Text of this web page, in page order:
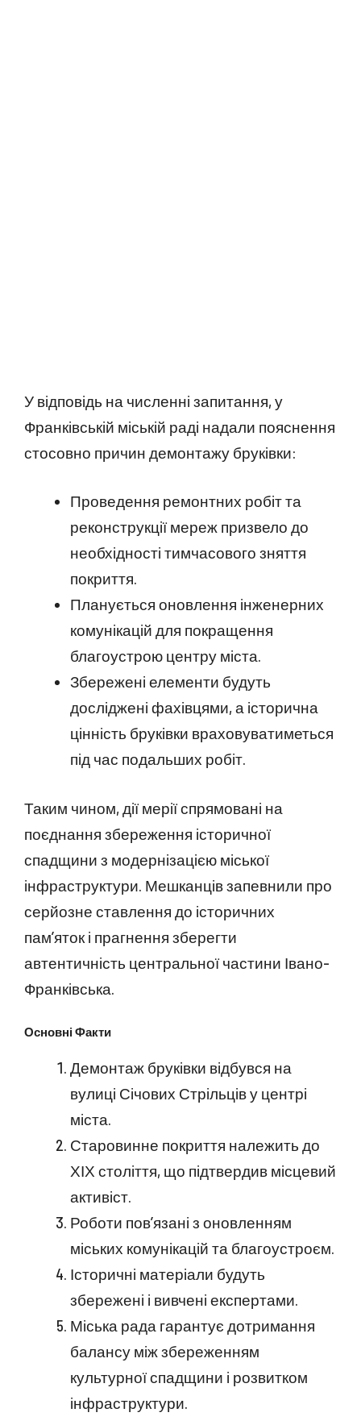
У відповідь на численні запитання, у
Франківській міській раді надали пояснення
стосовно причин демонтажу бруківки:
Проведення ремонтних робіт та
реконструкції мереж призвело до
необхідності тимчасового зняття
покриття.
Планується оновлення інженерних
комунікацій для покращення
благоустрою центру міста.
Збережені елементи будуть
досліджені фахівцями, а історична
цінність бруківки враховуватиметься
під час подальших робіт.
Таким чином, дії мерії спрямовані на
поєднання збереження історичної
спадщини з модернізацією міської
інфраструктури. Мешканців запевнили про
серйозне ставлення до історичних
пам’яток і прагнення зберегти
автентичність центральної частини Івано-
Франківська.
Основні Факти
Демонтаж бруківки відбувся на
вулиці Січових Стрільців у центрі
міста.
Старовинне покриття належить до
ХІХ століття, що підтвердив місцевий
активіст.
Роботи пов’язані з оновленням
міських комунікацій та благоустроєм.
Історичні матеріали будуть
збережені і вивчені експертами.
Міська рада гарантує дотримання
балансу між збереженням
культурної спадщини і розвитком
інфраструктури.